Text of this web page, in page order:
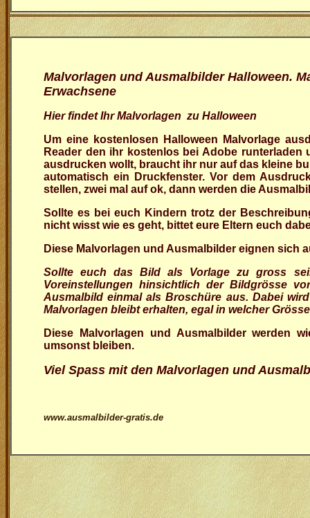
Malvorlagen und Ausmalbilder Halloween.
Erwachsene
Hier findet Ihr Malvorlagen zu Halloween
Um eine kostenlosen Halloween Malvorlage
Reader den ihr kostenlos bei Adobe
ausdrucken wollt, braucht ihr nur auf das kleine
automatisch ein Druckfenster. Vor dem
stellen, zwei mal auf ok, dann werden die
Sollte es bei euch Kindern trotz der
nicht wisst wie es geht, bittet eure Eltern euch
Diese Malvorlagen und Ausmalbilder eignen sich
Sollte euch das Bild als Vorlage zu gross
Voreinstellungen hinsichtlich der Bildgrösse
Ausmalbild einmal als Broschüre aus. Dabei
Malvorlagen bleibt erhalten, egal in welcher
Diese Malvorlagen und Ausmalbilder werden
umsonst bleiben.
Viel Spass mit den Malvorlagen und
www.ausmalbilder-gratis.de